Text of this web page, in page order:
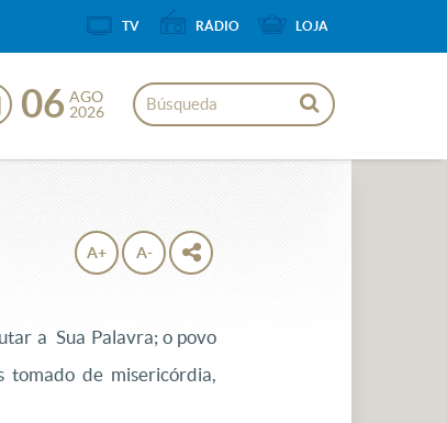
06 AGO
2026
A+ A-
a Sua Palavra; o povo
tomado de misericórdia,
TV RÁDIO LOJA